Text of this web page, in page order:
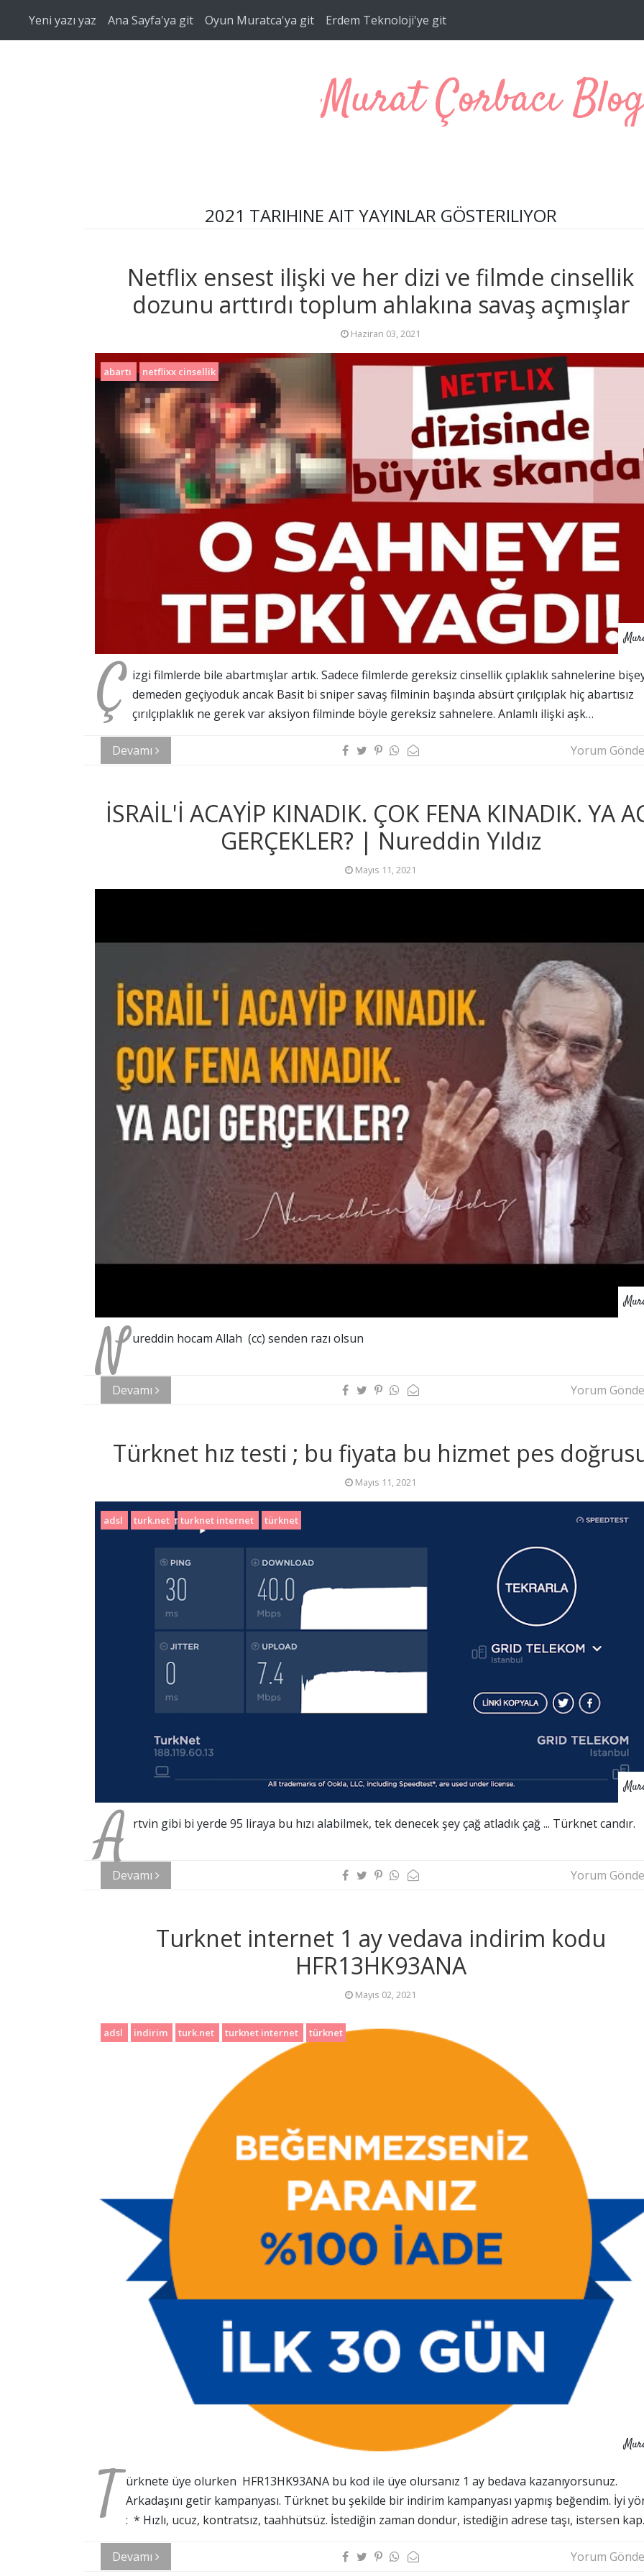
Yeni yazı yaz Ana Sayfa'ya git Oyun Muratca'ya git Erdem Teknoloji'ye git
Murat Çorbacı
2021 TARIHINE AIT YAYINLAR GÖSTERILIYOR
Netflix ensest ilişki ve her dizi ve filmde cinsellik
dozunu arttırdı toplum ahlakına savaş açmışlar
Haziran 03, 2021
abartı netflixx cinsellik
Ç izgi filmlerde bile abartmışlar artık. Sadece filmlerde gereksiz cinsellik çıplaklık sahnelerine
demeden geçiyoduk ancak Basit bi sniper savaş filminin başında absürt çırılçıplak hiç abartısız
çırılçıplaklık ne gerek var aksiyon filminde böyle gereksiz sahnelere. Anlamlı ilişki aşk…
Devamı Yorum
İSRAİL'İ ACAYİP KINADIK. ÇOK FENA KINADIK. YA
GERÇEKLER? | Nureddin Yıldız
Mayıs 11, 2021
N ureddin hocam Allah (cc) senden razı olsun
Devamı Yorum
Türknet hız testi ; bu fiyata bu hizmet pes
Mayıs 11, 2021
adsl turk.net turknet internet türknet
A rtvin gibi bi yerde 95 liraya bu hızı alabilmek, tek denecek şey çağ atladık çağ ... Türknet candır.
Devamı Yorum
Turknet internet 1 ay vedava indirim kodu
HFR13HK93ANA
Mayıs 02, 2021
adsl indirim turk.net turknet internet türknet
T ürknete üye olurken HFR13HK93ANA bu kod ile üye olursanız 1 ay bedava kazanıyorsunuz.
Arkadaşını getir kampanyası. Türknet bu şekilde bir indirim kampanyası yapmış beğendim. İyi
: * Hızlı, ucuz, kontratsız, taahhütsüz. İstediğin zaman dondur, istediğin adrese taşı, istersen
Devamı Yorum